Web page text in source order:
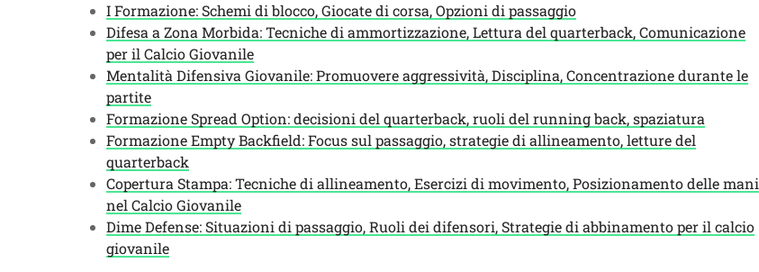
I Formazione: Schemi di blocco, Giocate di corsa, Opzioni di passaggio
Difesa a Zona Morbida: Tecniche di ammortizzazione, Lettura del quarterback, Comunicazione
per il Calcio Giovanile
Mentalità Difensiva Giovanile: Promuovere aggressività, Disciplina, Concentrazione durante le
partite
Formazione Spread Option: decisioni del quarterback, ruoli del running back, spaziatura
Formazione Empty Backfield: Focus sul passaggio, strategie di allineamento, letture del
quarterback
Copertura Stampa: Tecniche di allineamento, Esercizi di movimento, Posizionamento delle mani
nel Calcio Giovanile
Dime Defense: Situazioni di passaggio, Ruoli dei difensori, Strategie di abbinamento per il calcio
giovanile